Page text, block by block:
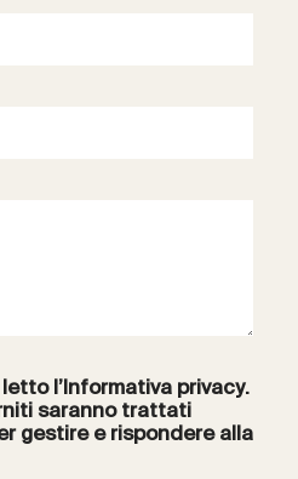
l’Informativa privacy.
saranno trattati
gestire e rispondere alla